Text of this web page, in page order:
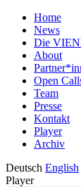
Home
News
Die
About
Open
Team
Presse
Kontakt
Player
Archiv
Deutsch English
Player